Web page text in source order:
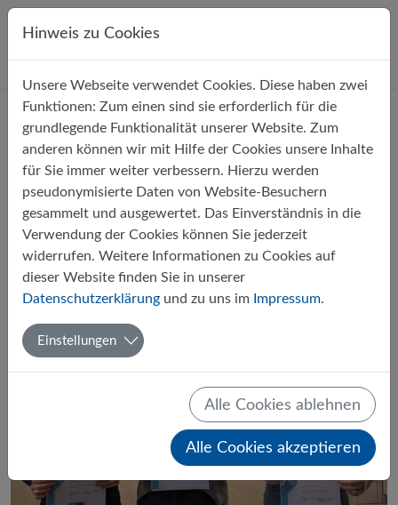
Direkt zur Hauptnavigation springen
Direkt zum Inhalt springen
StartseiteÜber uns Aktuelles
Filter
Monate
1
Hinweis zu Cookies
Unsere Webseite verwendet Cookies. Diese haben zwei
Funktionen: Zum einen sind sie erforderlich für die
grundlegende Funktionalität unserer Website. Zum
anderen können wir mit Hilfe der Cookies unsere Inhalte
für Sie immer weiter verbessern. Hierzu werden
pseudonymisierte Daten von Website-Besuchern
gesammelt und ausgewertet. Das Einverständnis in die
Verwendung der Cookies können Sie jederzeit
widerrufen. Weitere Informationen zu Cookies auf
dieser Website finden Sie in unserer
Datenschutzerklärung und zu uns im Impressum.
Einstellungen
Alle Cookies ablehnen
Alle Cookies akzeptieren